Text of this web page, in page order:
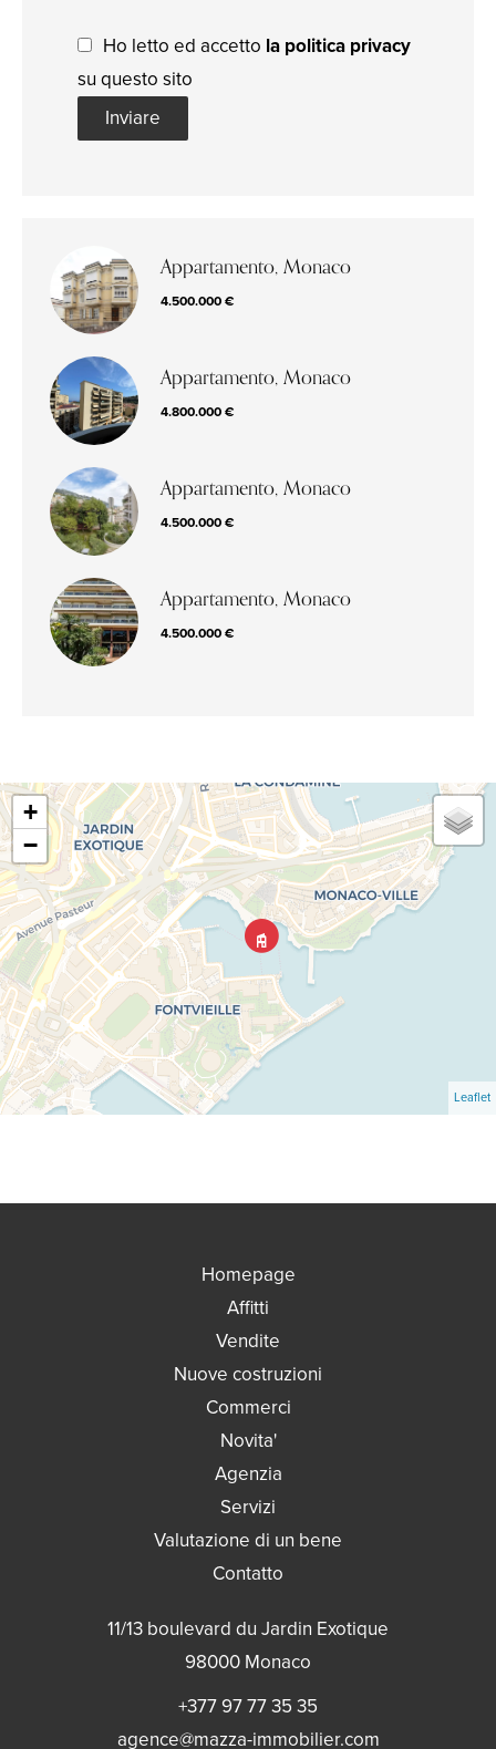
Ho letto ed accetto la politica privacy
su questo sito
Inviare
Appartamento, Monaco
4.500.000 €
Appartamento, Monaco
4.800.000 €
Appartamento, Monaco
4.500.000 €
Appartamento, Monaco
4.500.000 €
+
−
Leaflet
Homepage
Affitti
Vendite
Nuove costruzioni
Commerci
Novita'
Agenzia
Servizi
Valutazione di un bene
Contatto
11/13 boulevard du Jardin Exotique
98000 Monaco
+377 97 77 35 35
agence@mazza-immobilier.com